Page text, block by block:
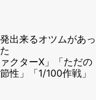
出来るオツムがあっ
クターX」「ただの
性」「1/100作戦」